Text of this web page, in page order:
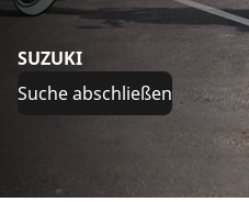
SUZUKI
Suche abschließen